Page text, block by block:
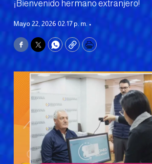
¡Bienvenido hermano extranjero!
Mayo 22, 2026 02:17 p. m. •
Facebook
TwitterWhatsApp
CopyPrint